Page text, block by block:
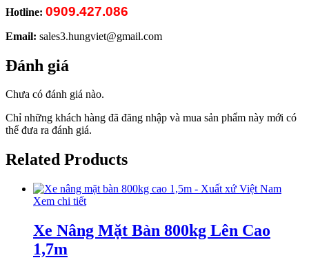
Hotline: 0909.427.086
Email: sales3.hungviet@gmail.com
Đánh giá
Chưa có đánh giá nào.
Chỉ những khách hàng đã đăng nhập và mua sản phẩm này mới có
thể đưa ra đánh giá.
Related Products
Xem chi tiết
Xe Nâng Mặt Bàn 800kg Lên Cao
1,7m